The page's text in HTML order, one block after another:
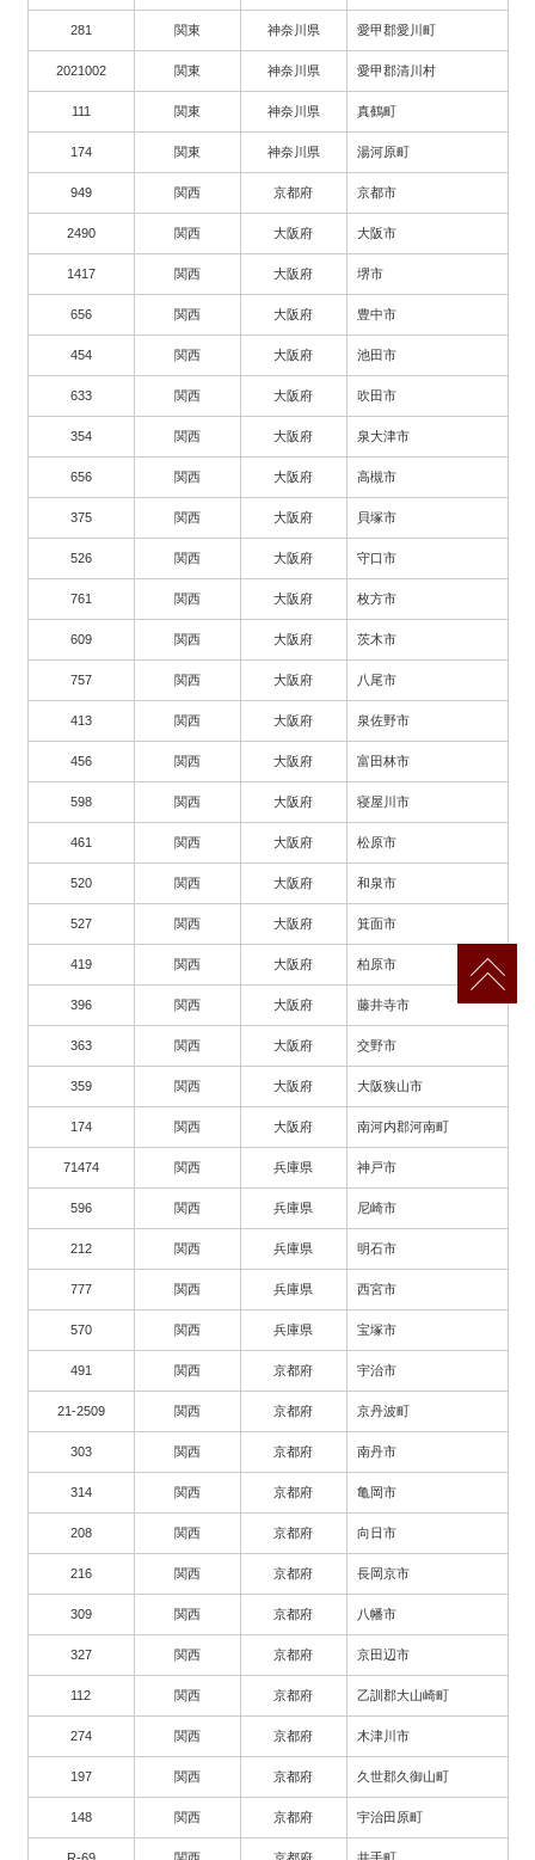
281 関東 神奈川県 愛甲郡愛川町
2021002 関東 神奈川県 愛甲郡清川村
111 関東 神奈川県 真鶴町
174 関東 神奈川県 湯河原町
949 関西 京都府 京都市
2490 関西 大阪府 大阪市
1417 関西 大阪府 堺市
656 関西 大阪府 豊中市
454 関西 大阪府 池田市
633 関西 大阪府 吹田市
354 関西 大阪府 泉大津市
656 関西 大阪府 高槻市
375 関西 大阪府 貝塚市
526 関西 大阪府 守口市
761 関西 大阪府 枚方市
609 関西 大阪府 茨木市
757 関西 大阪府 八尾市
413 関西 大阪府 泉佐野市
456 関西 大阪府 富田林市
598 関西 大阪府 寝屋川市
461 関西 大阪府 松原市
520 関西 大阪府 和泉市
527 関西 大阪府 箕面市
419 関西 大阪府 柏原市
396 関西 大阪府 藤井寺市
363 関西 大阪府 交野市
359 関西 大阪府 大阪狭山市
174 関西 大阪府 南河内郡河南町
71474 関西 兵庫県 神戸市
596 関西 兵庫県 尼崎市
212 関西 兵庫県 明石市
777 関西 兵庫県 西宮市
570 関西 兵庫県 宝塚市
491 関西 京都府 宇治市
21-2509 関西 京都府 京丹波町
303 関西 京都府 南丹市
314 関西 京都府 亀岡市
208 関西 京都府 向日市
216 関西 京都府 長岡京市
309 関西 京都府 八幡市
327 関西 京都府 京田辺市
112 関西 京都府 乙訓郡大山崎町
274 関西 京都府 木津川市
197 関西 京都府 久世郡久御山町
148 関西 京都府 宇治田原町